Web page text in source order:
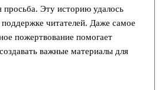
просьба. Эту историю удалось
поддержке читателей. Даже самое
пожертвование помогает
важные материалы для